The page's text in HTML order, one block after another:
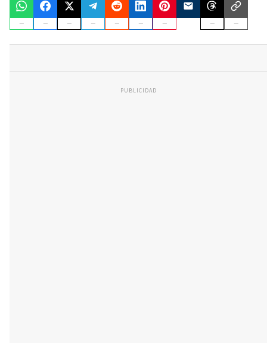
PUBLICIDAD